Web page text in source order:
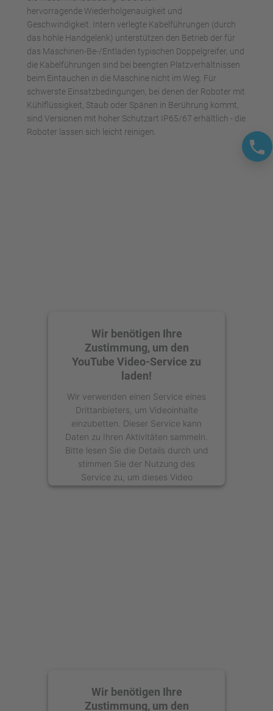
hervorragende Wiederholgenauigkeit und
Geschwindigkeit. Intern verlegte Kabelführungen (durch
das hohle Handgelenk) unterstützen den Betrieb der für
das Maschinen-Be-/Entladen typischen Doppelgreifer, und
die Kabelführungen sind bei beengten Platzverhältnissen
beim Eintauchen in die Maschine nicht im Weg. Für
schwerste Einsatzbedingungen, bei denen der Roboter mit
Kühlflüssigkeit, Staub oder Spänen in Berührung kommt,
sind Versionen mit hoher Schutzart IP65/67 erhältlich - die
Roboter lassen sich leicht reinigen.
Wir benötigen Ihre
Zustimmung, um den
YouTube Video-Service zu
laden!
Wir verwenden einen Service eines
Drittanbieters, um Videoinhalte
einzubetten. Dieser Service kann
Daten zu Ihren Aktivitäten sammeln.
Bitte lesen Sie die Details durch und
stimmen Sie der Nutzung des
Service zu, um dieses Video
anzusehen.
Wir benötigen Ihre
Zustimmung, um den